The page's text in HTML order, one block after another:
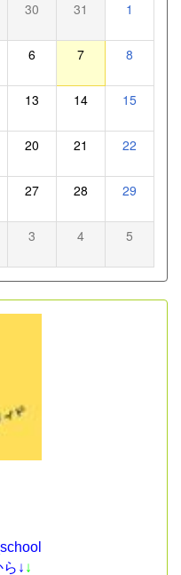
30 31 1
6 7 8
13 14 15
20 21 22
27 28 29
3 4 5
↓ ↓